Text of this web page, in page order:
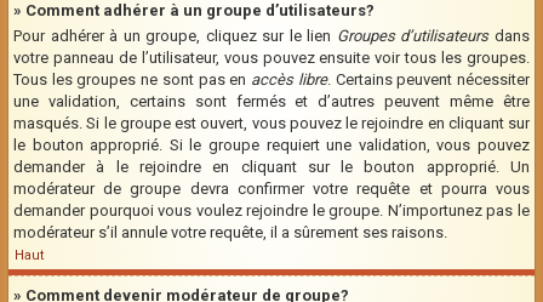
» Comment adhérer à un groupe d’utilisateurs?
Pour adhérer à un groupe, cliquez sur le lien Groupes d’utilisateursdans
votre panneau de l’utilisateur, vous pouvez ensuite voir tous les groupes.
Tous les groupes ne sont pas en accès libre. Certains peuvent nécessiter
une validation, certains sont fermés et d’autres peuvent même être
masqués. Si le groupe est ouvert, vous pouvez le rejoindre en cliquant sur
le bouton approprié. Si le groupe requiert une validation, vous pouvez
demander à le rejoindre en cliquant sur le bouton approprié. Un
modérateur de groupe devra confirmer votre requête et pourra vous
demander pourquoi vous voulez rejoindre le groupe. N’importunez pas le
modérateur s’il annule votre requête, il a sûrement ses raisons.
Haut
» Comment devenir modérateur de groupe?